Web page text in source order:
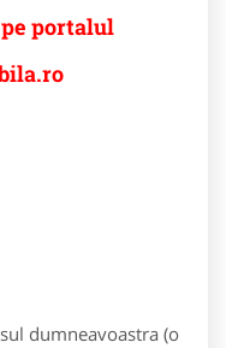
portalul
dumneavoastra (o